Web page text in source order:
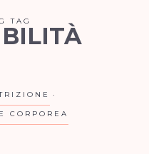
TAG
CORPOREA